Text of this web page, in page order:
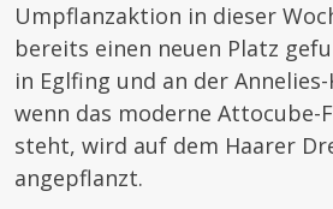
Umpflanzaktion in dieser
bereits einen neuen Platz
in Eglfing und an der
wenn das moderne Attocube-
steht, wird auf dem Haarer
angepflanzt.